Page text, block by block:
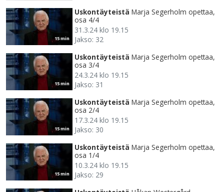
15 min
Uskontäyteistä Marja Segerholm opettaa,
osa 4/4
31.3.24 klo 19.15
Jakso: 32
15 min
Uskontäyteistä Marja Segerholm opettaa,
osa 3/4
24.3.24 klo 19.15
Jakso: 31
15 min
Uskontäyteistä Marja Segerholm opettaa,
osa 2/4
17.3.24 klo 19.15
Jakso: 30
15 min
Uskontäyteistä Marja Segerholm opettaa,
osa 1/4
10.3.24 klo 19.15
Jakso: 29